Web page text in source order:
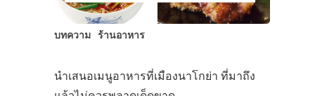
บทความ ร้านอาหาร
นำเสนอเมนูอาหารที่เมืองนาโกย่า ที่มาถึง